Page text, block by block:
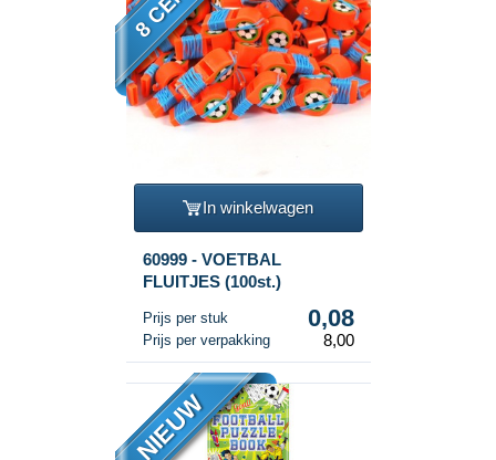
In winkelwagen
60999 - VOETBAL
FLUITJES (100st.)
Prijs per stuk 0,08
Prijs per verpakking 8,00
NIEUW